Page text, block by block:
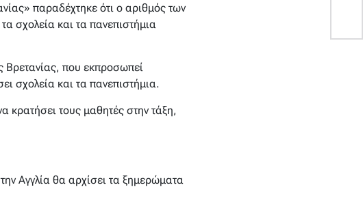
παραδέχτηκε ότι ο αριθμός των
σχολεία και τα πανεπιστήμια
Βρετανίας, που εκπροσωπεί
σχολεία και τα πανεπιστήμια.
κρατήσει τους μαθητές στην τάξη,
Αγγλία θα αρχίσει τα ξημερώματα